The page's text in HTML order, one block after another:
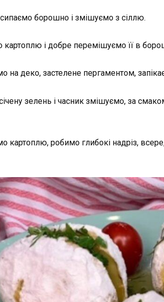
борошно і змішуємо з сіллю.
картоплю і добре перемішуємо її в
на деко, застелене пергаментом,
зелень і часник змішуємо, за
картоплю, робимо глибокі надріз,